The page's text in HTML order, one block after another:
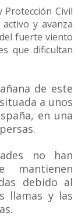
Protección Civil
y avanza
fuerte viento
que dificultan
de este
a unos
en una
no han
mantienen
debido al
llamas y las